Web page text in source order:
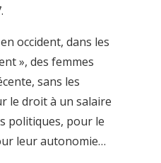
occident, dans les
», des femmes
sans les
le droit à un salaire
politiques, pour le
leur autonomie…